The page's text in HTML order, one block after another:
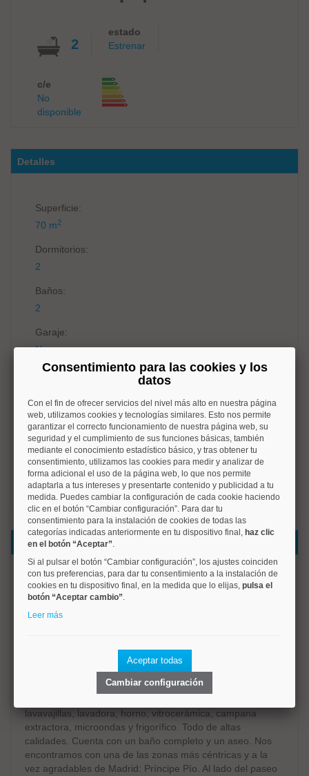
2
estado
Estrenar
c/e
No
disponible
Detalles
Superficie:
70 m2
Dormitorios:
2
Baños:
2
Garaje:
No
Calefacción:
Amueblado:
Amueblado
c/e:
No disponible
Datos del inmueble
VIVIENDA DE TEMPORADA DETERMINADA. Vivienda2
alquila espectacular piso de dos dormitorios y dos cuartos
de baño en la calle Ilustración, en Príncipe Pío. Nos
encontramos con una vivienda a estrenar, equipada con
acondicionado en todas las estancias, calefacción, SMART
TV en salón y en ambos dormitorios, juego de sábanas,
almohadas y cojines, y sofá cama en el dormitorio. La
lavavajillas, lavadora, horno, vitrocerámica, campana
extractora, microondas y frigorífico. Todo de altas
calidades. Cuenta con un baño completo y un aseo. Nos
encontramos con una de las zonas más céntricas y a la
vez agradables de Madrid: Príncipe Pío. Al lado del paseo
Consentimiento para las cookies y los
datos
Con el fin de ofrecer servicios del nivel más alto en nuestra página
web, utilizamos cookies y tecnologías similares. Esto nos permite
garantizar el correcto funcionamiento de nuestra página web, su
seguridad y el cumplimiento de sus funciones básicas, también
mediante el conocimiento estadístico básico, y tras obtener tu
consentimiento, utilizamos las cookies para medir y analizar de
forma adicional el uso de la página web, lo que nos permite
adaptarla a tus intereses y presentarte contenido y publicidad a tu
medida. Puedes cambiar la configuración de cada cookie haciendo
clic en el botón “Cambiar configuración”. Para dar tu
consentimiento para la instalación de cookies de todas las
categorías indicadas anteriormente en tu dispositivo final, haz clic
en el botón “Aceptar”.
Si al pulsar el botón “Cambiar configuración”, los ajustes coinciden
con tus preferencias, para dar tu consentimiento a la instalación de
cookies en tu dispositivo final, en la medida que lo elijas, pulsa el
botón “Aceptar cambio”.
Leer más
Aceptar todas
Cambiar configuración